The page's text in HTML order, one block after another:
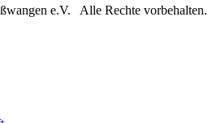
e.V. Alle Rechte vorbehalten.